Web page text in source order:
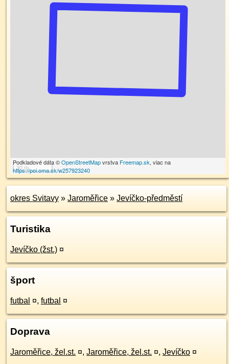
30 m
Podkladové dáta ©OpenStreetMapvrstva Freemap.sk, viac na
https://poi.oma.sk/w257923240
okres Svitavy » Jaroměřice » Jevíčko-předměstí
Turistika
Jevíčko (žst.) ¤
šport
futbal ¤, futbal ¤
Doprava
Jaroměřice, žel.st. ¤, Jaroměřice, žel.st. ¤, Jevíčko ¤